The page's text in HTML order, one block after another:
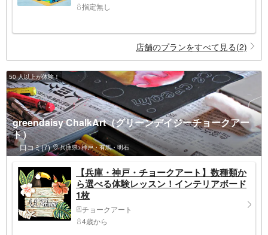
指定無し
店舗のプランをすべて見る(2)
50 人以上が体験！
greendaisy ChalkArt（グリーンデイジーチョークアー
ト）
口コミ(7) 兵庫県>神戸・有馬・明石
【兵庫・神戸・チョークアート】数種類か
ら選べる体験レッスン！インテリアボード
1枚
チョークアート
4歳から